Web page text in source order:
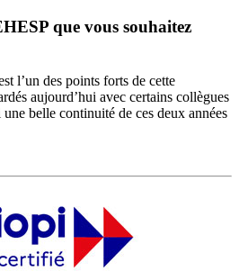
que vous souhaitez
l’un des points forts de cette
aujourd’hui avec certains collègues
belle continuité de ces deux années